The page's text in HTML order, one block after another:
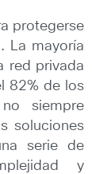
protegerse
La mayoría
red privada
82% de los
siempre
soluciones
serie de
y